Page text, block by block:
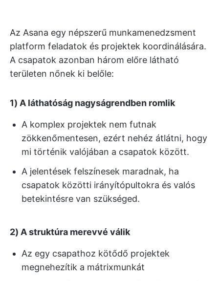
Az Asana egy népszerű munkamenedzsment
platform feladatok és projektek koordinálására.
A csapatok azonban három előre látható
területen nőnek ki belőle:
1) A láthatóság nagyságrendben romlik
A komplex projektek nem futnak
zökkenőmentesen, ezért nehéz átlátni, hogy
mi történik valójában a csapatok között.
A jelentések felszínesek maradnak, ha
csapatok közötti irányítópultokra és valós
betekintésre van szükséged.
2) A struktúra merevvé válik
Az egy csapathoz kötődő projektek
megnehezítik a mátrixmunkát